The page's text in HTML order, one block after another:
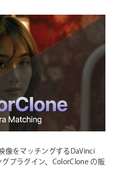
像をマッチングするDaVinci
プラグイン、ColorClone の販